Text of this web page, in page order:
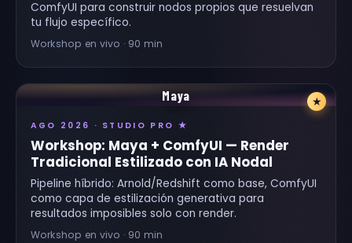
ComfyUI para construir nodos propios que resuelvan
tu flujo específico.
Workshop en vivo · 90 min
★
Maya
AGO 2026 · STUDIO PRO ★
Workshop: Maya + ComfyUI — Render
Tradicional Estilizado con IA Nodal
Pipeline híbrido: Arnold/Redshift como base, ComfyUI
como capa de estilización generativa para
resultados imposibles solo con render.
Workshop en vivo · 90 min